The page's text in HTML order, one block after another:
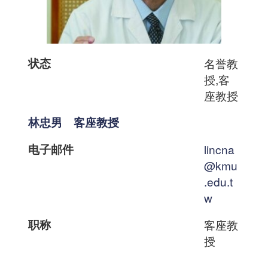
状态
名誉教
授,客
座教授
林忠男 客座教授
电子邮件
lincna
@kmu
.edu.t
w
职称
客座教
授